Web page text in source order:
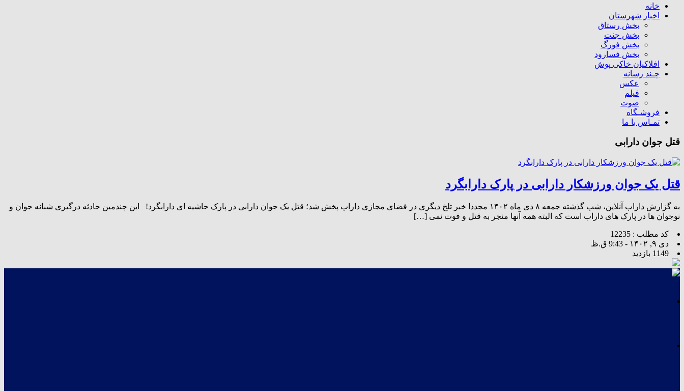
خانه
اخبار شهرستان
بخش رستاق
بخش جنت
بخش فورگ
بخش فسارود
افلاکیان خاکی پوش
چـند رسانه
عکس
فیلم
صوت
فروشـگاه
تمـاس با ما
قتل جوان دارابی
قتل یک جوان ورزشکار دارابی در پارک دارابگرد
به گزارش داراب آنلاین، شب گذشته جمعه ۸ دی ماه ۱۴۰۲ مجددا خبر تلخ دیگری در فضای مجازی داراب پخش شد؛ قتل یک جوان دارابی در پارک حاشیه ای دارابگرد! این چندمین حادثه درگیری شبانه جوان و
نوجوان ها در پارک های داراب است که البته همه آنها منجر به قتل و فوت نمی […]
کد مطلب : 12235
دی ۹, ۱۴۰۲ - 9:43 ق.ظ
1149 بازدید